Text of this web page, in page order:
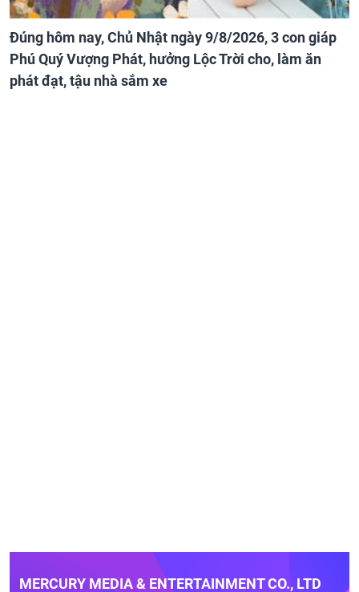
Đúng hôm nay, Chủ Nhật ngày 9/8/2026, 3 con giáp
Phú Quý Vượng Phát, hưởng Lộc Trời cho, làm ăn
phát đạt, tậu nhà sắm xe
MERCURY MEDIA & ENTERTAINMENT CO., LTD